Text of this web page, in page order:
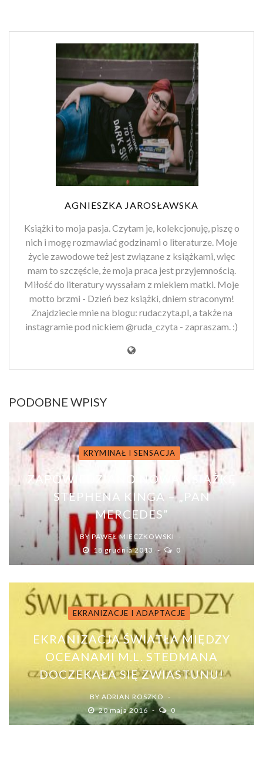
AGNIESZKA JAROSŁAWSKA
Książki to moja pasja. Czytam je, kolekcjonuję, piszę o
nich i mogę rozmawiać godzinami o literaturze. Moje
życie zawodowe też jest związane z książkami, więc
mam to szczęście, że moja praca jest przyjemnością.
Miłość do literatury wyssałam z mlekiem matki. Moje
motto brzmi - Dzień bez książki, dniem straconym!
Znajdziecie mnie na blogu: rudaczyta.pl, a także na
instagramie pod nickiem @ruda_czyta - zapraszam. :)
PODOBNE WPISY
KRYMINAŁ I SENSACJA
ZAPOWIEDZIANO NOWĄ KSIĄŻKĘ
STEPHENA KINGA – „PAN
MERCEDES”
BY PAWEŁ MIECZKOWSKI
18 grudnia 2013
0
EKRANIZACJE I ADAPTACJE
EKRANIZACJA ŚWIATŁA MIĘDZY
OCEANAMI M.L. STEDMANA
DOCZEKAŁA SIĘ ZWIASTUNU!
BY ADRIAN ROSZKO
20 maja 2016
0